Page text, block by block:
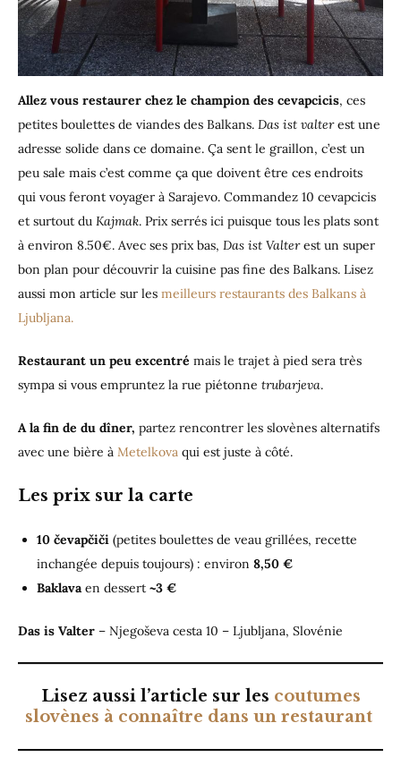
Allez vous restaurer chez le champion des cevapcicis, ces
petites boulettes de viandes des Balkans. Das ist valterest une
adresse solide dans ce domaine. Ça sent le graillon, c’est un
peu sale mais c’est comme ça que doivent être ces endroits
qui vous feront voyager à Sarajevo. Commandez 10 cevapcicis
et surtout du Kajmak. Prix serrés ici puisque tous les plats sont
à environ 8.50€. Avec ses prix bas, Das ist Valterest un super
bon plan pour découvrir la cuisine pas fine des Balkans. Lisez
aussi mon article sur les meilleurs restaurants des Balkans à
Ljubljana.
Restaurant un peu excentré mais le trajet à pied sera très
sympa si vous empruntez la rue piétonne trubarjeva.
A la fin de du dîner, partez rencontrer les slovènes alternatifs
avec une bière à Metelkova qui est juste à côté.
Les prix sur la carte
10 čevapčiči (petites boulettes de veau grillées, recette
inchangée depuis toujours) : environ 8,50 €
Baklavaen dessert ~3 €
Das is Valter – Njegoševa cesta 10 – Ljubljana, Slovénie
Lisez aussi l’article sur les coutumes
slovènes à connaître dans un restaurant